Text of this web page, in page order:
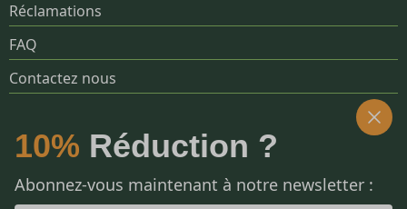
10% Réduction ?
Abonnez-vous maintenant à notre newsletter :
Réclamations
FAQ
Contactez nous